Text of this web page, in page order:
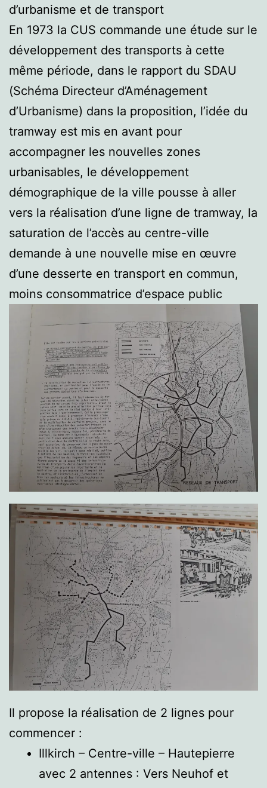
d’urbanisme et de transport
En 1973 la CUS commande une étude sur le
développement des transports à cette
même période, dans le rapport du SDAU
(Schéma Directeur d’Aménagement
d’Urbanisme) dans la proposition, l’idée du
tramway est mis en avant pour
accompagner les nouvelles zones
urbanisables, le développement
démographique de la ville pousse à aller
vers la réalisation d’une ligne de tramway, la
saturation de l’accès au centre-ville
demande à une nouvelle mise en œuvre
d’une desserte en transport en commun,
moins consommatrice d’espace public
Il propose la réalisation de 2 lignes pour
commencer :
Illkirch – Centre-ville – Hautepierre
avec 2 antennes : Vers Neuhof et